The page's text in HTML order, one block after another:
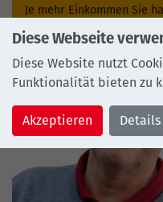
Je mehr Einkommen Sie
behalten. Auch
Diese Webseite
Diese Website nutzt
Funktionalität bieten zu
Akzeptieren Details